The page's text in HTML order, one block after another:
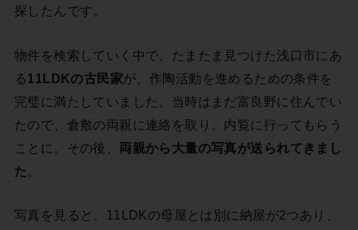
探したんです。
物件を検索していく中で、たまたま見つけた浅口市にあ
る11LDKの古民家が、作陶活動を進めるための条件を
完璧に満たしていました。当時はまだ富良野に住んでい
たので、倉敷の両親に連絡を取り、内覧に行ってもらう
ことに。その後、 両親から大量の写真が送られてきまし
た。
写真を見ると、11LDKの母屋とは別に納屋が2つあり、